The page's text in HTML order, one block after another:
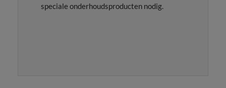
speciale onderhoudsproducten nodig.